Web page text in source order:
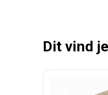
Dit vind